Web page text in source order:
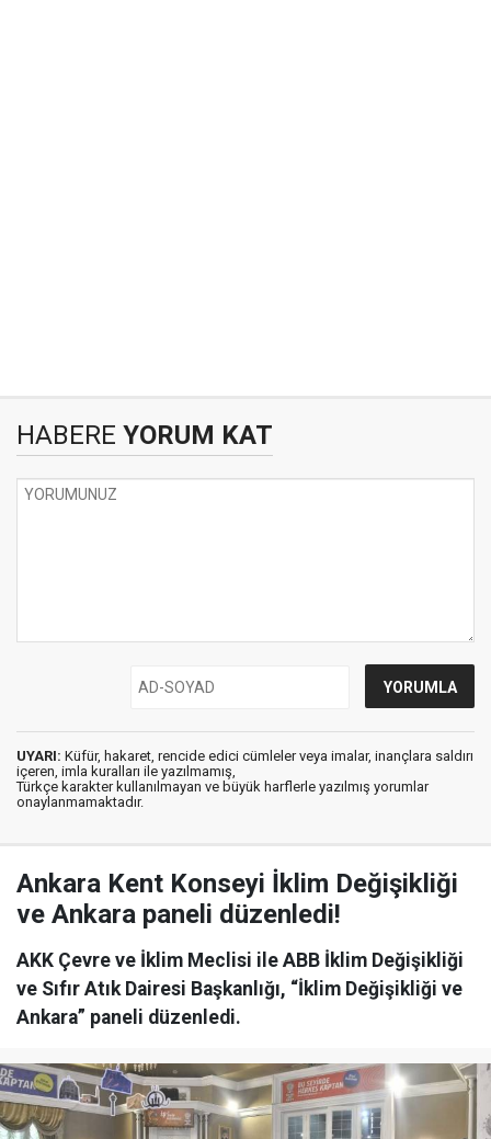
HABERE YORUM KAT
UYARI: Küfür, hakaret, rencide edici cümleler veya imalar, inançlara saldırı
içeren, imla kuralları ile yazılmamış,
Türkçe karakter kullanılmayan ve büyük harflerle yazılmış yorumlar
onaylanmamaktadır.
Ankara Kent Konseyi İklim Değişikliği
ve Ankara paneli düzenledi!
AKK Çevre ve İklim Meclisi ile ABB İklim Değişikliği
ve Sıfır Atık Dairesi Başkanlığı, “İklim Değişikliği ve
Ankara” paneli düzenledi.